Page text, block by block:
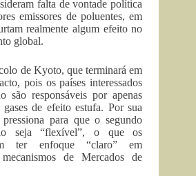
falta de vontade política
emissores de poluentes, em
realmente algum efeito no
global.
de Kyoto, que terminará em
pois os países interessados
são responsáveis por apenas
gases de efeito estufa. Por sua
para que o segundo
seja “flexível”, o que os
ter enfoque “claro” em
de Mercados de